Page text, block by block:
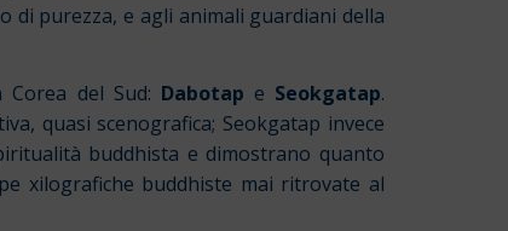
purezza, e agli animali guardiani della
del Sud: Dabotap e Seokgatap.
quasi scenografica; Seokgatap invece
buddhista e dimostrano quanto
xilografiche buddhiste mai ritrovate al